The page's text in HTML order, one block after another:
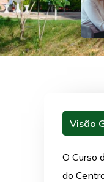
Visão
O Curso
do